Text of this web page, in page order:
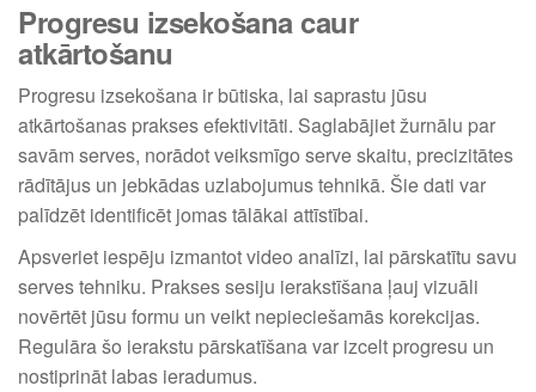
Progresu izsekošana caur
atkārtošanu
Progresu izsekošana ir būtiska, lai saprastu jūsu
atkārtošanas prakses efektivitāti. Saglabājiet žurnālu par
savām serves, norādot veiksmīgo serve skaitu, precizitātes
rādītājus un jebkādas uzlabojumus tehnikā. Šie dati var
palīdzēt identificēt jomas tālākai attīstībai.
Apsveriet iespēju izmantot video analīzi, lai pārskatītu savu
serves tehniku. Prakses sesiju ierakstīšana ļauj vizuāli
novērtēt jūsu formu un veikt nepieciešamās korekcijas.
Regulāra šo ierakstu pārskatīšana var izcelt progresu un
nostiprināt labas ieradumus.